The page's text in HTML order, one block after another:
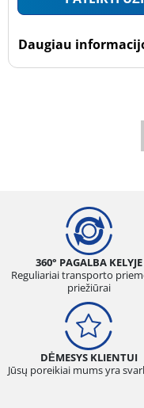
Daugiau
360° PAGALBA KELYJE
Reguliariai transporto
priežiūrai
DĖMESYS KLIENTUI
Jūsų poreikiai mums yra